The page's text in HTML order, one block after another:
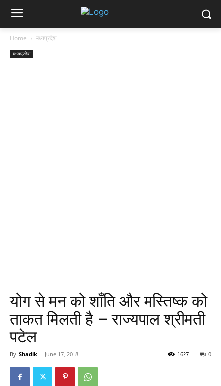
Home मध्यप्रदेश
मध्यप्रदेश
योग से मन को शाँति और मस्तिष्क को
ताकत मिलती है – राज्यपाल श्रीमती
पटेल
By Shadik - June 17, 2018 0
1627